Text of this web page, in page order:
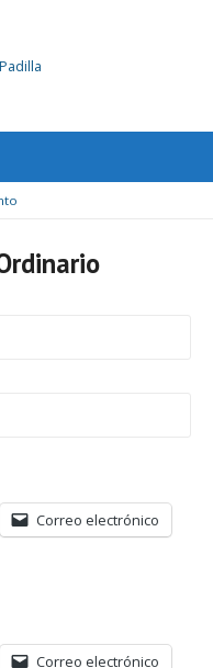
Correo electrónico
Correo electrónico